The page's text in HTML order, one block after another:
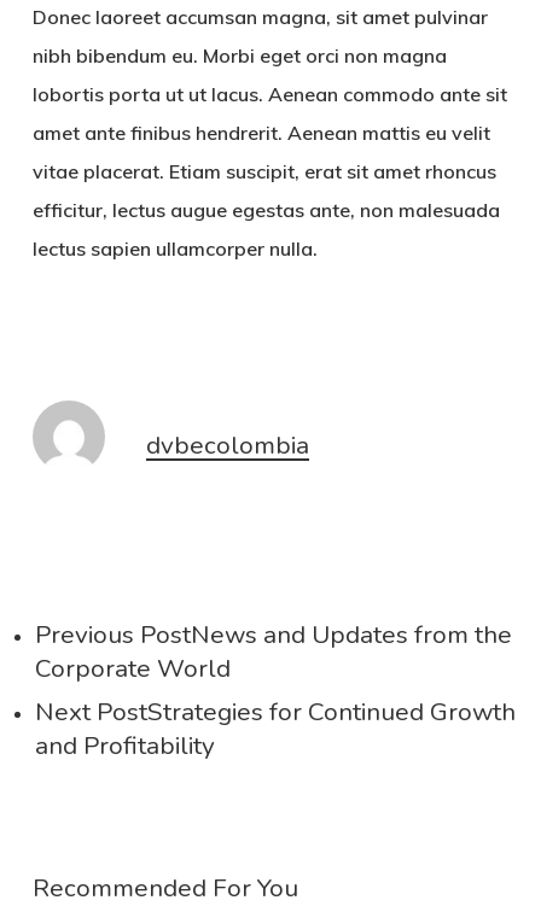
Donec laoreet accumsan magna, sit amet pulvinar
nibh bibendum eu. Morbi eget orci non magna
lobortis porta ut ut lacus. Aenean commodo ante sit
amet ante finibus hendrerit. Aenean mattis eu velit
vitae placerat. Etiam suscipit, erat sit amet rhoncus
efficitur, lectus augue egestas ante, non malesuada
lectus sapien ullamcorper nulla.
dvbecolombia
Previous PostNews and Updates from the
Corporate World
Next PostStrategies for Continued Growth
and Profitability
Recommended For You